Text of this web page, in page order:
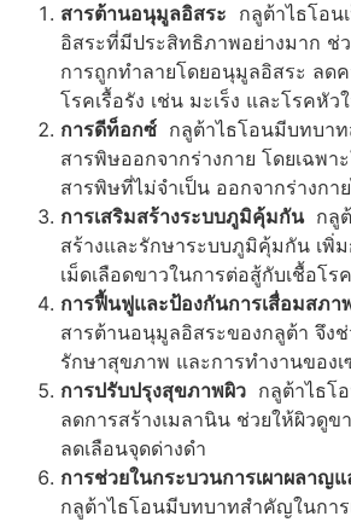
สารต้านอนุมูลอิสระ กลูต้าไธโอน
อิสระที่มีประสิทธิภาพอย่างมาก ช่
การถูกทำลายโดยอนุมูลอิสระ ลดค
โรคเรื้อรัง เช่น มะเร็ง และโรคหัว
การดีท็อกซ์ กลูต้าไธโอนมีบทบา
สารพิษออกจากร่างกาย โดยเฉพา
สารพิษที่ไม่จำเป็น ออกจากร่างกา
การเสริมสร้างระบบภูมิคุ้มกันกลูต้
สร้างและรักษาระบบภูมิคุ้มกัน เพิ่
เม็ดเลือดขาวในการต่อสู้กับเชื้อโร
การฟื้นฟูและป้องกันการเสื่อมสภา
สารต้านอนุมูลอิสระของกลูต้า จึง
รักษาสุขภาพ และการทำงานของเ
การปรับปรุงสุขภาพผิว กลูต้าไธโ
ลดการสร้างเมลานิน ช่วยให้ผิวดูข
ลดเลือนจุดด่างดำ
การช่วยในกระบวนการเผาผลาญ
กลูต้าไธโอนมีบทบาทสำคัญในกา